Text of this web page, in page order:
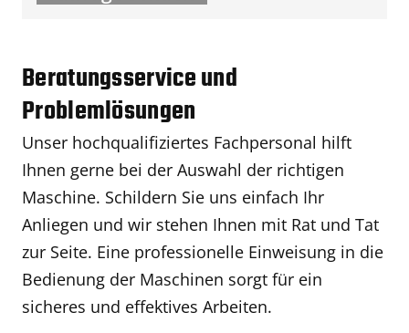
Beratungsservice und
Problemlösungen
Unser hochqualifiziertes Fachpersonal hilft
Ihnen gerne bei der Auswahl der richtigen
Maschine. Schildern Sie uns einfach Ihr
Anliegen und wir stehen Ihnen mit Rat und Tat
zur Seite. Eine professionelle Einweisung in die
Bedienung der Maschinen sorgt für ein
sicheres und effektives Arbeiten.